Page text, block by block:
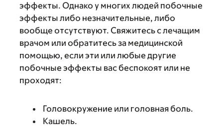
эффекты. Однако у многих людей побочные
эффекты либо незначительные, либо
вообще отсутствуют. Свяжитесь с лечащим
врачом или обратитесь за медицинской
помощью, если эти или любые другие
побочные эффекты вас беспокоят или не
проходят:
Головокружение или головная боль.
Кашель.